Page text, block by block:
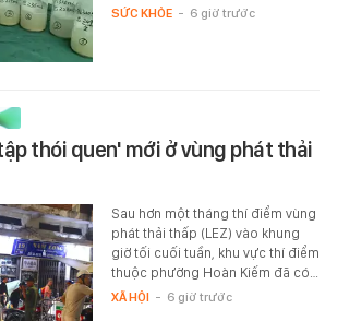
SỨC KHỎE - 6 giờ trước
thói quen' mới ở vùng phát thải
Sau hơn một tháng thí điểm vùng
phát thải thấp (LEZ) vào khung
giờ tối cuối tuần, khu vực thí điểm
thuộc phường Hoàn Kiếm đã có…
XÃ HỘI - 6 giờ trước